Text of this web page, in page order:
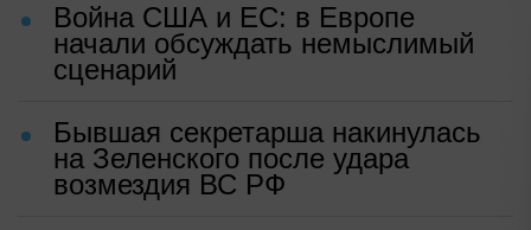
Война США и ЕС: в Европе
начали обсуждать немыслимый
сценарий
Бывшая секретарша накинулась
на Зеленского после удара
возмездия ВС РФ